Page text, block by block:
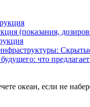
(показания,
что
океан, если не